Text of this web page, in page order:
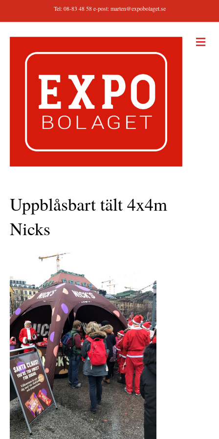
Tel: 08-83 48 58 e-post:marten@expobolaget.se
M
E
Uppblåsbart tält 4x4m
Nicks